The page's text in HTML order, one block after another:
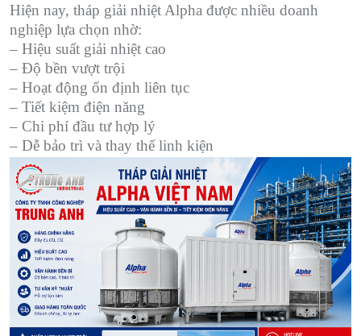
Hiện nay, tháp giải nhiệt Alpha được nhiều doanh
nghiệp lựa chọn nhờ:
– Hiệu suất giải nhiệt cao
– Độ bền vượt trội
– Hoạt động ổn định liên tục
– Tiết kiệm điện năng
– Chi phí đầu tư hợp lý
– Dễ bảo trì và thay thế linh kiện